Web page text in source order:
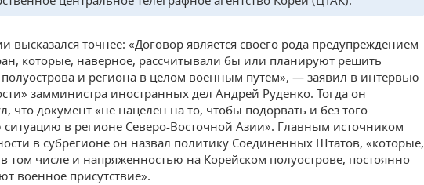
высказался точнее: «Договор является своего рода предупреждением
которые, наверное, рассчитывали бы или планируют решить
и региона в целом военным путем», — заявил в интервью
замминистра иностранных дел Андрей Руденко. Тогда он
что документ «не нацелен на то, чтобы подорвать и без того
ситуацию в регионе Северо-Восточной Азии». Главным источником
в субрегионе он назвал политику Соединенных Штатов, «которые,
в том числе и напряженностью на Корейском полуострове, постоянно
военное присутствие».